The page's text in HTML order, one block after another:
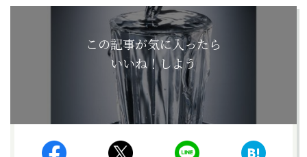
この記事が気に入ったら
いいね！しよう